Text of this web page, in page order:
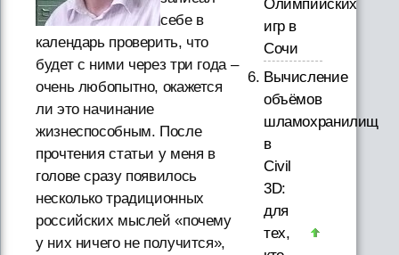
себе в
календарь проверить, что
будет с ними через три года –
очень любопытно, окажется
ли это начинание
жизнеспособным. После
прочтения статьи у меня в
голове сразу появилось
несколько традиционных
российских мыслей «почему
у них ничего не получится»,
Олимпийских
игр в
Сочи
Вычисление
объёмов
шламохранилищ
в
Civil
3D:
для
тех,